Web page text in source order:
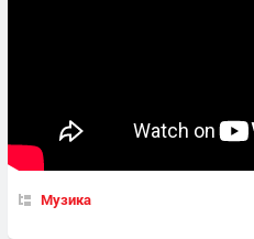
Музика